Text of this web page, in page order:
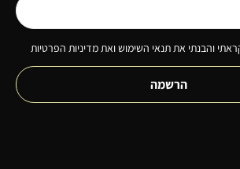
והבנתי את תנאי השימוש ואת מדיניות הפרטיות
הרשמה